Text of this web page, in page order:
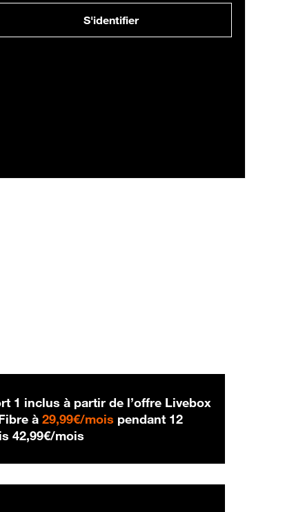
S'identifier
1 inclus à partir de l’offre Livebox
à29,99€/mois 29,99 € par mois
pendant 12
42,99€/mois